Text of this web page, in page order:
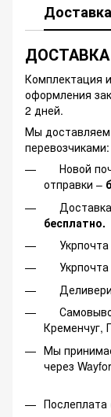
Доставка
Комплектация
оформления
2 дней.
Мы
перевозчиками:
Новой
отправки –
Доставка
бесплатно.
Укрпочта
Укрпочта
Кременчуг,
Мы
через